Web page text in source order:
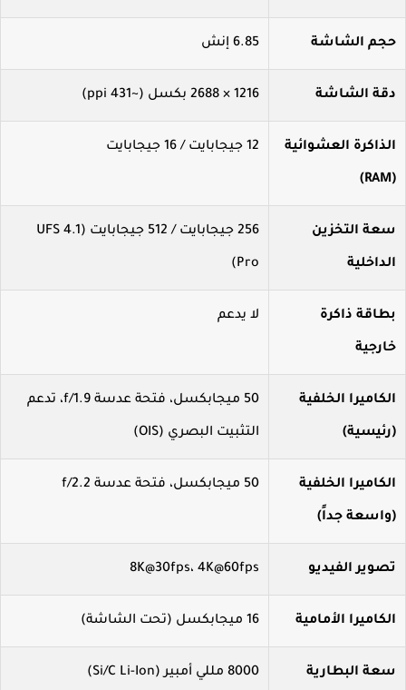
الشاشة 6.85 إنش
الشاشة 1216 × 2688 بكسل (~431 ppi)
العشوائية
التخزين 256 جيجابايت / 512 جيجابايت (UFS 4.1
Pro)
ذاكرة لا يدعم
الخلفية 50 ميجابكسل، فتحة عدسة f/1.9، تدعم
التثبيت البصري (OIS)
الخلفية
جداً)
الفيديو 8K@30fps، 4K@60fps
الأمامية
البطارية 8000 مللي أمبير (Si/C Li-Ion)